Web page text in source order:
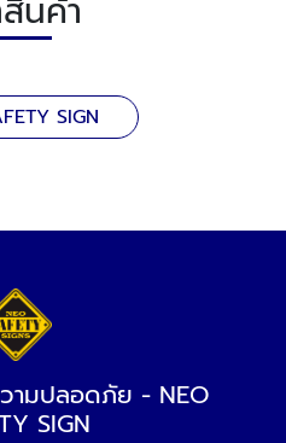
นค้า
SIGN
ามปลอดภัย - NEO
SIGN